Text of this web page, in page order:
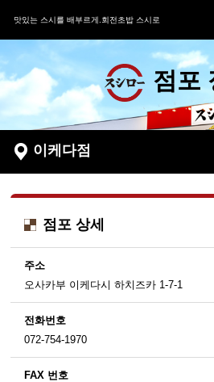
맛있는 스시를 배부르게.회전초밥 스시로
점포
이케다점
점포 상세
주소
오사카부 이케다시 하치즈카 1-7-1
전화번호
072-754-1970
FAX 번호